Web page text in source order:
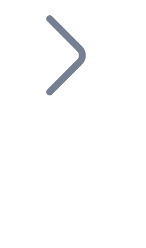
Bitnovo
dans votre entreprise et
votre écosystème.
de distributeurs et
projet à notre service